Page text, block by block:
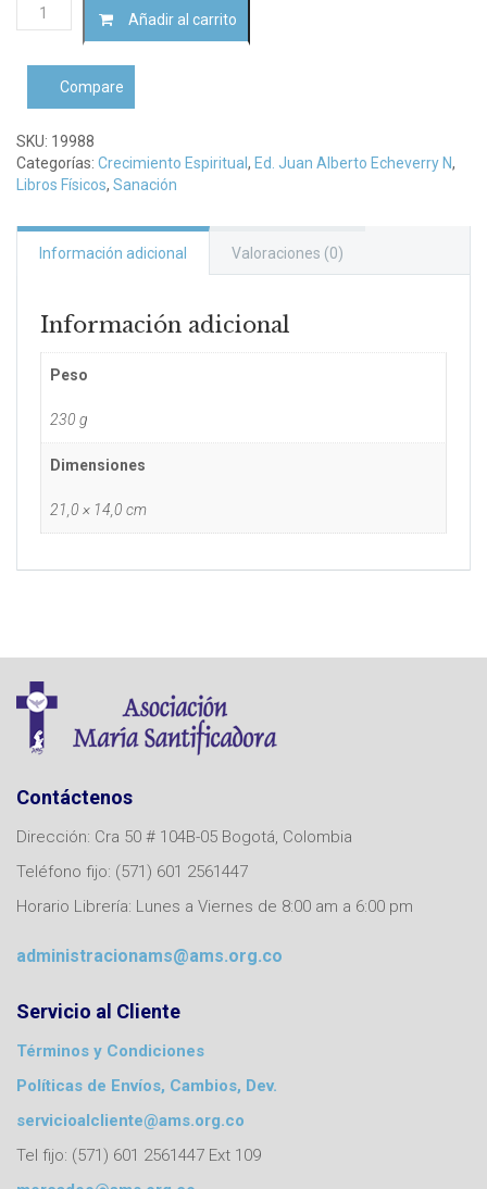
Conquista
tu
interiorJuan
Alberto
Echeverry
N.
cantidad
Añadir al carrito
Compare
SKU: 19988
Categorías: Crecimiento Espiritual , Ed. Juan Alberto Echeverry N,
Libros Físicos, Sanación
Información adicional Valoraciones (0)
Información adicional
Peso
230 g
Dimensiones
21,0 × 14,0 cm
Contáctenos
Dirección: Cra 50 # 104B-05 Bogotá, Colombia
Teléfono fijo: (571) 601 2561447
Horario Librería: Lunes a Viernes de 8:00 am a 6:00 pm
administracionams@ams.org.co
Servicio al Cliente
Términos y Condiciones
Políticas de Envíos, Cambios, Dev.
servicioalcliente@ams.org.co
Tel fijo: (571) 601 2561447 Ext 109